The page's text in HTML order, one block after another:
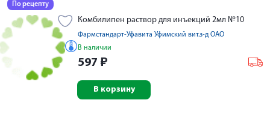
По рецепту
Комбилипен раствор для инъекций 2мл №10
Фармстандарт-Уфавита Уфимский вит.з-д ОАО
В наличии
597 ₽
В корзину